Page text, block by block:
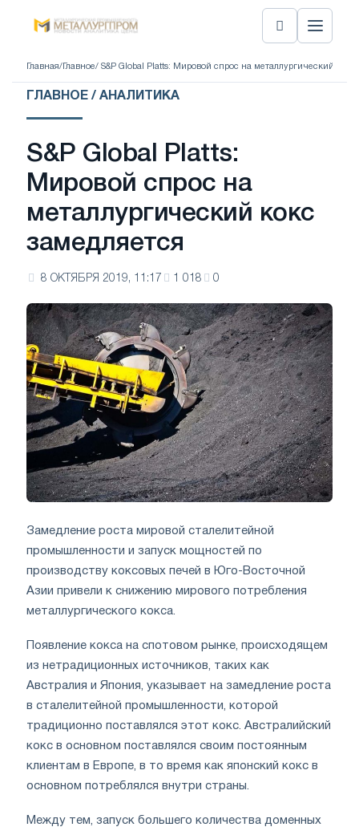
Главная/ Главное/ S&P Global Platts: Мировой спрос на металлургический кокс
ГЛАВНОЕ / АНАЛИТИКА
S&P Global Platts:
Мировой спрос на
металлургический кокс
замедляется
8 ОКТЯБРЯ 2019, 11:17 1 018 0
Замедление роста мировой сталелитейной
промышленности и запуск мощностей по
производству коксовых печей в Юго-Восточной
Азии привели к снижению мирового потребления
металлургического кокса.
Появление кокса на спотовом рынке, происходящем
из нетрадиционных источников, таких как
Австралия и Япония, указывает на замедление роста
в сталелитейной промышленности, которой
традиционно поставлялся этот кокс. Австралийский
кокс в основном поставлялся своим постоянным
клиентам в Европе, в то время как японский кокс в
основном потреблялся внутри страны.
Между тем, запуск большего количества доменных